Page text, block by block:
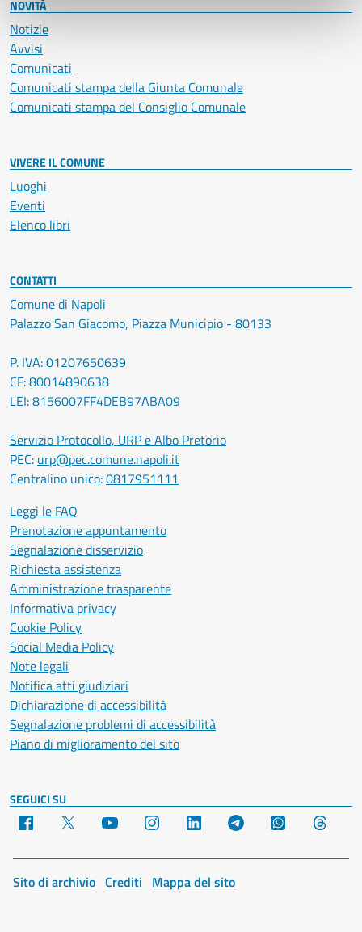
NOVITÀ
Notizie
Avvisi
Comunicati
Comunicati stampa della Giunta Comunale
Comunicati stampa del Consiglio Comunale
VIVERE IL COMUNE
Luoghi
Eventi
Elenco libri
CONTATTI
Comune di Napoli
Palazzo San Giacomo, Piazza Municipio - 80133
P. IVA: 01207650639
CF: 80014890638
LEI: 8156007FF4DEB97ABA09
Servizio Protocollo, URP e Albo Pretorio
PEC: urp@pec.comune.napoli.it
Centralino unico:0817951111
Leggi le FAQ
Prenotazione appuntamento
Segnalazione disservizio
Richiesta assistenza
Amministrazione trasparente
Informativa privacy
Cookie Policy
Social Media Policy
Note legali
Notifica atti giudiziari
Dichiarazione di accessibilità
Segnalazione problemi di accessibilità
Piano di miglioramento del sito
SEGUICI SU
Facebook YouTube Instagram LinkedIn Telegram WhatsApp
Sito di archivio Crediti Mappa del sito